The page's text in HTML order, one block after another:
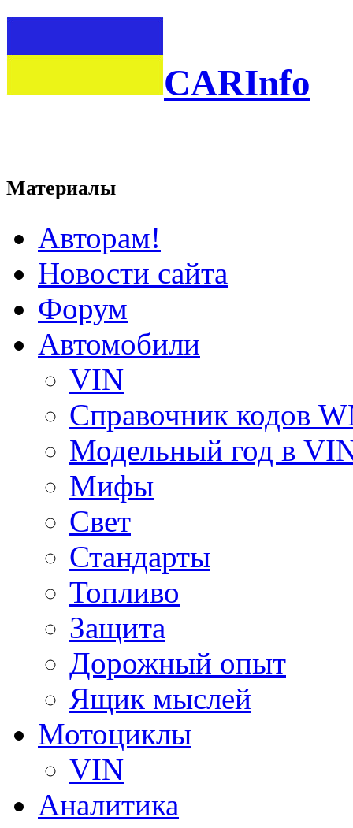
CARInfo
Материалы
Авторам!
Новости сайта
Форум
Автомобили
VIN
Справочник кодов
Модельный год в
Мифы
Свет
Стандарты
Топливо
Защита
Дорожный опыт
Ящик мыслей
Мотоциклы
VIN
Аналитика